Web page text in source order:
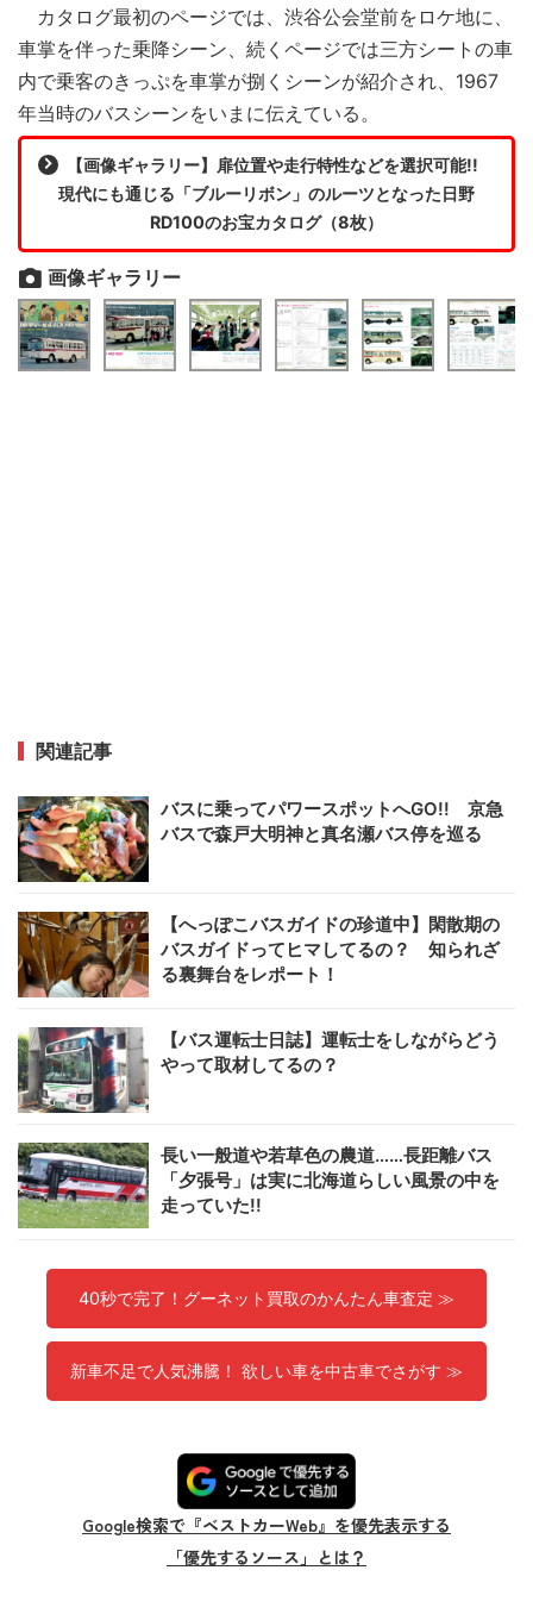
カタログ最初のページでは、渋谷公会堂前をロケ地に、
車掌を伴った乗降シーン、続くページでは三方シートの車
内で乗客のきっぷを車掌が捌くシーンが紹介され、1967
年当時のバスシーンをいまに伝えている。
【画像ギャラリー】扉位置や走行特性などを選択可能!!
現代にも通じる「ブルーリボン」のルーツとなった日野
RD100のお宝カタログ（8枚）
画像ギャラリー
関連記事
バスに乗ってパワースポットへGO!! 京急
バスで森戸大明神と真名瀬バス停を巡る
【へっぽこバスガイドの珍道中】閑散期の
バスガイドってヒマしてるの？ 知られざ
る裏舞台をレポート！
【バス運転士日誌】運転士をしながらどう
やって取材してるの？
長い一般道や若草色の農道……長距離バス
「夕張号」は実に北海道らしい風景の中を
走っていた!!
40秒で完了！グーネット買取のかんたん車査定 ≫
新車不足で人気沸騰！ 欲しい車を中古車でさがす ≫
Google検索で『ベストカーWeb』を優先表示する
「優先するソース」とは？